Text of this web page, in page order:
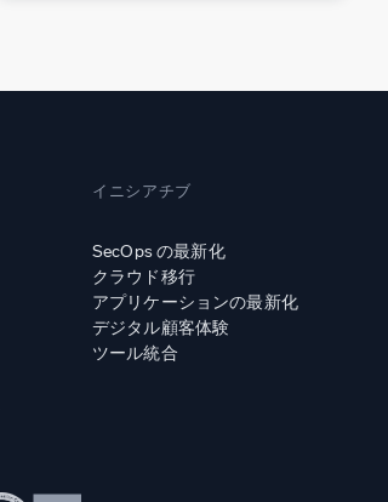
イニシアチブ
SecOps の最新化
クラウド移行
アプリケーションの最新化
デジタル顧客体験
ツール統合